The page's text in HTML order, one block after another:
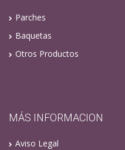
Parches
Baquetas
Otros Productos
MÁS INFORMACION
Aviso Legal